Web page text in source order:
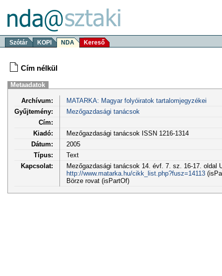
Szótár KOPI NDA Kereső
Cím nélkül
Metaadatok
Archívum:
MATARKA: Magyar folyóiratok tartalomjegyzékei
Gyűjtemény:
Mezőgazdasági tanácsok
Cím:
Kiadó:
Mezőgazdasági tanácsok ISSN 1216-1314
Dátum:
2005
Típus:
Text
Kapcsolat:
Mezőgazdasági tanácsok 14. évf. 7. sz. 16-17. oldal
http://www.matarka.hu/cikk_list.php?fusz=14113
Börze rovat (isPartOf)